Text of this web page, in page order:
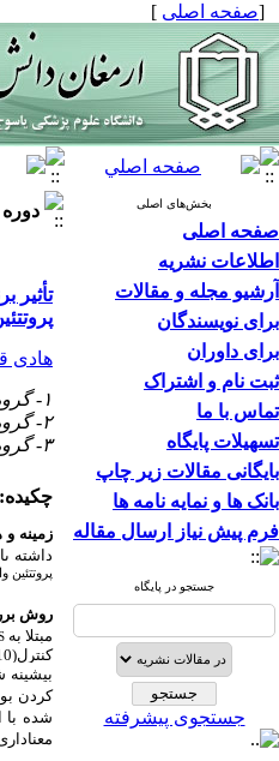
[صفحه اصلی ]
بخش‌های اصلی
صفحه اصلی
اطلاعات نشریه
آرشیو مجله و مقالات
برای نویسندگان
برای داوران
ثبت نام و اشتراک
تماس با ما
تسهیلات پایگاه
بایگانی مقالات زیر چاپ
بانک ها و نمایه نامه ها
فرم پیش نیاز ارسال مقاله
جستجو در پایگاه
جستجوی پیشرفته
دوره ۳۰، شماره ۱ - ( ۱۱-۱۴۰۳ )
هادی
۱- گروه فیزیولوژی ورزشی، واحد لامرد، دانشگاه آزاد اسلامی، لامرد، ایران
۲- گروه فیزیولوژی ورزشی، واحد کرمانشاه، دانشگاه آزاد اسلامی، کرمانشاه، ایران، ،
۳- گروه تربیت بدنی ، دانشگاه ملی مهارت، تهران، ایران
چکیده:
زمینه
داشته
روش
مبتلا به
بیشینه
کردن
شده با